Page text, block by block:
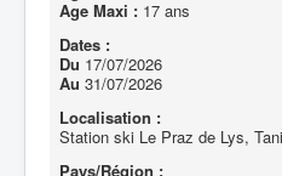
Age Maxi : 17 ans
Dates :
Du 17/07/2026
Au 31/07/2026
Localisation :
Station ski Le Praz de Lys,
Pays/Région :